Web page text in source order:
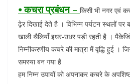
⦁ कचरा प्रबंधन – किसी भी नगर एवं
ढ़ेर दिखाई देते है । विभिन्न पर्यटन स्थलों पर
खाली थैलियाँ इधर-उधर पड़ी रहती है ।
निम्नीकरणीय कचरे की मात्रा में वृद्धि हुई ।
समस्या बन गया है
हम निम्न उपायों को अपनाकर कचरे के